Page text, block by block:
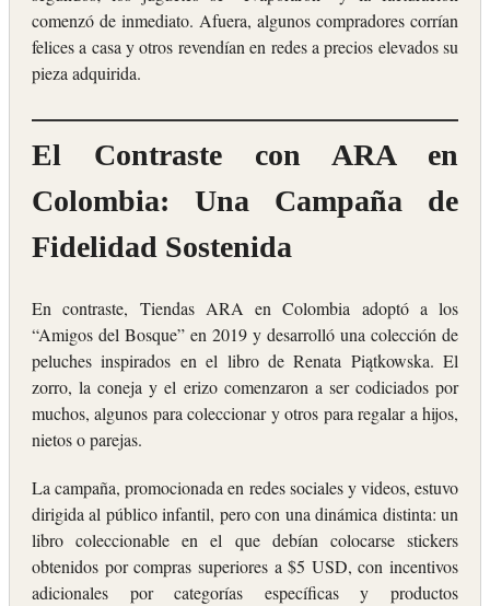
comenzó de inmediato. Afuera, algunos compradores corrían
felices a casa y otros revendían en redes a precios elevados su
pieza adquirida.
El Contraste con ARA en
Colombia: Una Campaña de
Fidelidad Sostenida
En contraste, Tiendas ARA en Colombia adoptó a los
“Amigos del Bosque” en 2019 y desarrolló una colección de
peluches inspirados en el libro de Renata Piątkowska. El
zorro, la coneja y el erizo comenzaron a ser codiciados por
muchos, algunos para coleccionar y otros para regalar a hijos,
nietos o parejas.
La campaña, promocionada en redes sociales y videos, estuvo
dirigida al público infantil, pero con una dinámica distinta: un
libro coleccionable en el que debían colocarse stickers
obtenidos por compras superiores a $5 USD, con incentivos
adicionales por categorías específicas y productos